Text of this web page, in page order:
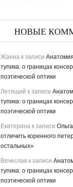
НОВЫЕ
Жаннак записи
тупика: о границах
поэтической оптики
Летящий к записи
тупика: о границах
поэтической оптики
Екатеринак записи
отличить коренного
остальных»
Вячеславк записи
тупика: о границах
поэтической оптики